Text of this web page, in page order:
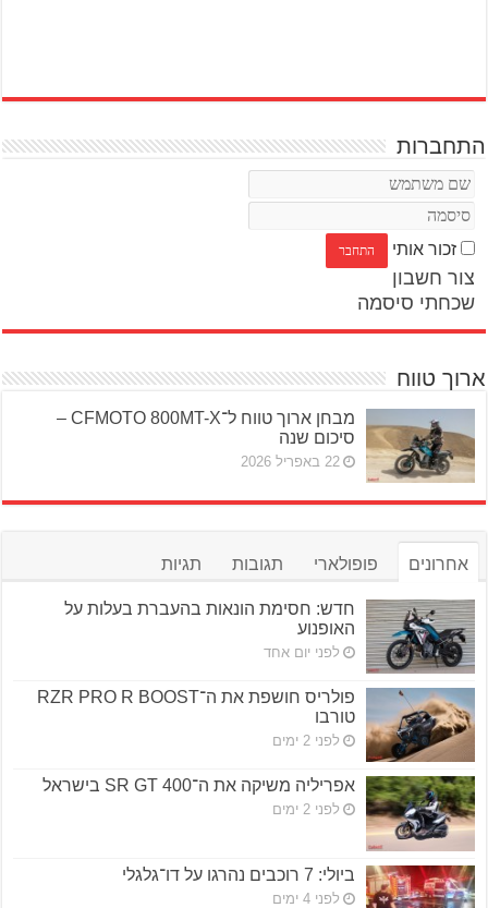
התחברות
זכור אותי
צור חשבון
שכחתי סיסמה
ארוך טווח
מבחן ארוך טווח ל־CFMOTO 800MT-X –
סיכום שנה
22 באפריל 2026
אחרונים פופולארי תגובות תגיות
חדש: חסימת הונאות בהעברת בעלות על
האופנוע
לפני יום אחד
פולריס חושפת את ה־RZR PRO R BOOST
טורבו
לפני 2 ימים
אפריליה משיקה את ה־SR GT 400 בישראל
לפני 2 ימים
ביולי: 7 רוכבים נהרגו על דו־גלגלי
לפני 4 ימים